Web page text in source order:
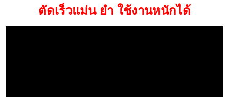
ตัดเร็วแม่น ยำ ใช้งานหนักได้